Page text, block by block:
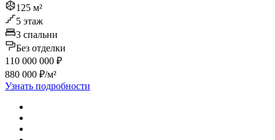
125 м²
5 этаж
3 спальни
Без отделки
110 000 000 ₽
880 000 ₽/м²
Узнать подробности